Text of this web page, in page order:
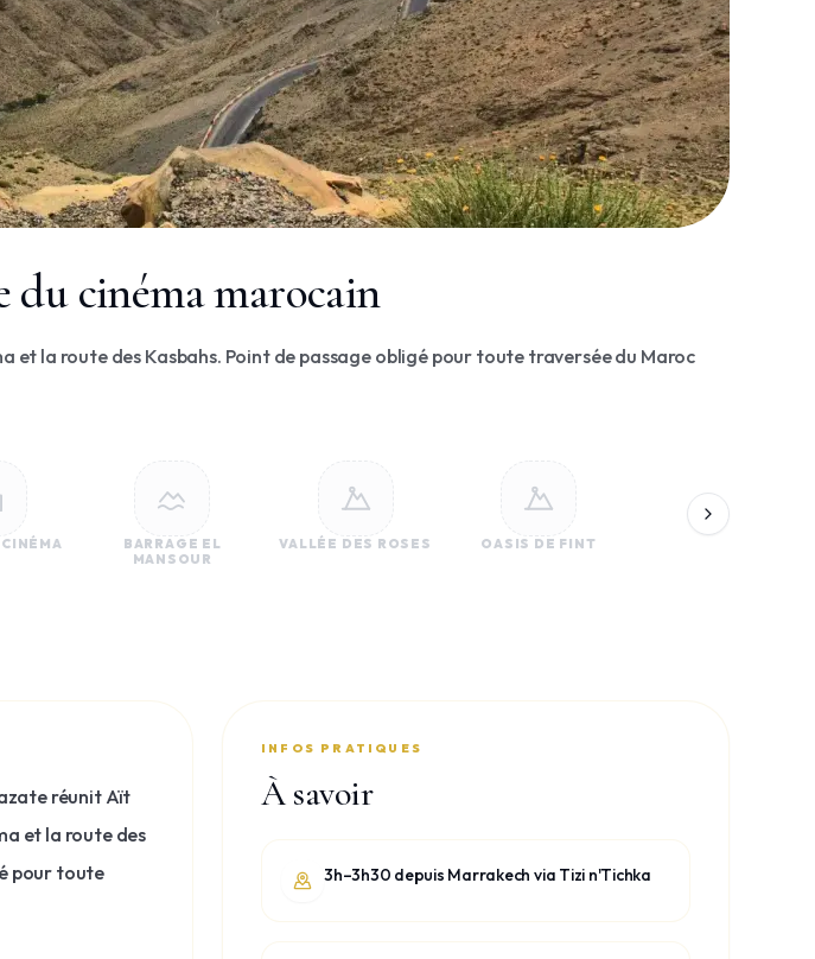
du cinéma marocain
et la route des Kasbahs. Point de passage obligé pour toute traversée du Maroc
BARRAGE EL
MANSOUR
VALLÉE DES ROSES OASIS DE FINT
réunit Aït
et la route des
pour toute
INFOS PRATIQUES
À savoir
3h–3h30 depuis Marrakech via Tizi n'Tichka